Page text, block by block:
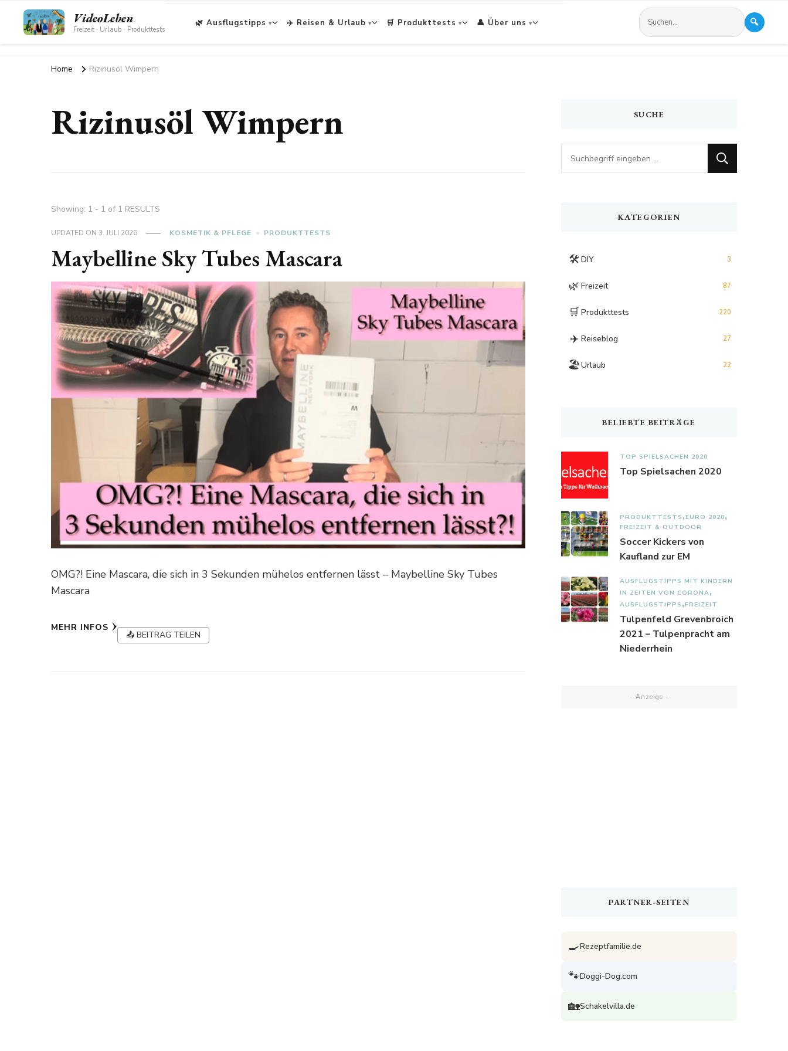
VideoLeben
Freizeit · Urlaub · Produkttests
🌿 Ausflugstipps ✈️ Reisen & Urlaub 🛒 Produkttests 👤 Über uns 🔍
Home Rizinusöl Wimpern
Rizinusöl Wimpern
Showing: 1 - 1 of 1 RESULTS
UPDATED ON 3. JULI 2026 KOSMETIK & PFLEGE PRODUKTTESTS
Maybelline Sky Tubes Mascara
OMG?! Eine Mascara, die sich in 3 Sekunden mühelos entfernen lässt – Maybelline Sky Tubes
Mascara
MEHR INFOS
📤 BEITRAG TEILEN
SUCHE
Looking
for
KATEGORIEN
🛠️ DIY 3
🌿 Freizeit 87
🛒 Produkttests 220
✈️ Reiseblog 27
🏖️Urlaub 22
BELIEBTE BEITRÄGE
TOP SPIELSACHEN 2020
Top Spielsachen 2020
PRODUKTTESTS EURO 2020
FREIZEIT & OUTDOOR
Soccer Kickers von
Kaufland zur EM
AUSFLUGSTIPPS MIT KINDERN
IN ZEITEN VON CORONA
AUSFLUGSTIPPS FREIZEIT
Tulpenfeld Grevenbroich
2021 – Tulpenpracht am
Niederrhein
- Anzeige -
PARTNER-SEITEN
🍳Rezeptfamilie.de
🐾Doggi-Dog.com
🏡Schakelvilla.de